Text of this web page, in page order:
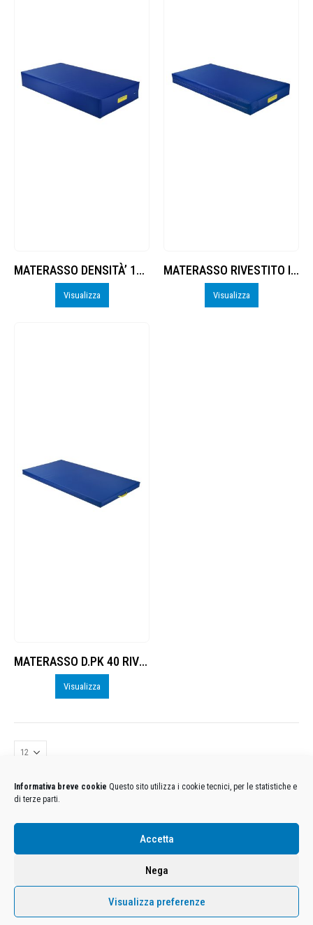
Informativa breve cookie Questo sito utilizza i cookie tecnici, per le statistiche e
di terze parti.
Accetta
Nega
Visualizza preferenze
MATERASSO DENSITÀ’ 16 FONDO ANTISCIVOLO
Visualizza
MATERASSO RIVESTITO IN PVC, FONDO ANTISCIVOLO,
Visualizza
MATERASSO D.PK 40 RIVESTITO PVC, FONDO ANTISCIVOLO
Visualizza
Condizioni Generali di Utilizzo-Cookies-Privacy
Euro 12.500.000 i.v. - C.F. e Iscr. Reg. Imp. Monza e Brianza 02137480964 - R.E.A. MB-1370021 -
P.IVA. 11005760159 - Direzione e coordinamento art. 2497 C.C. DECATHLON SA, Villeneuve